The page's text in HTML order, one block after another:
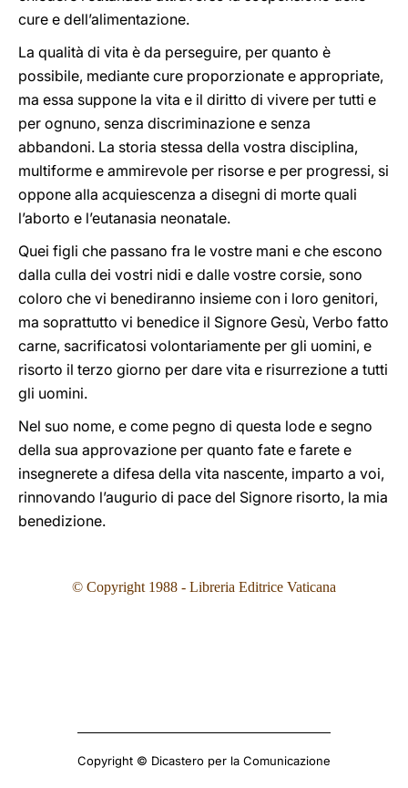
cure e dell’alimentazione.
La qualità di vita è da perseguire, per quanto è
possibile, mediante cure proporzionate e appropriate,
ma essa suppone la vita e il diritto di vivere per tutti e
per ognuno, senza discriminazione e senza
abbandoni. La storia stessa della vostra disciplina,
multiforme e ammirevole per risorse e per progressi, si
oppone alla acquiescenza a disegni di morte quali
l’aborto e l’eutanasia neonatale.
Quei figli che passano fra le vostre mani e che escono
dalla culla dei vostri nidi e dalle vostre corsie, sono
coloro che vi benediranno insieme con i loro genitori,
ma soprattutto vi benedice il Signore Gesù, Verbo fatto
carne, sacrificatosi volontariamente per gli uomini, e
risorto il terzo giorno per dare vita e risurrezione a tutti
gli uomini.
Nel suo nome, e come pegno di questa lode e segno
della sua approvazione per quanto fate e farete e
insegnerete a difesa della vita nascente, imparto a voi,
rinnovando l’augurio di pace del Signore risorto, la mia
benedizione.
© Copyright 1988 - Libreria Editrice Vaticana
Copyright © Dicastero per la Comunicazione